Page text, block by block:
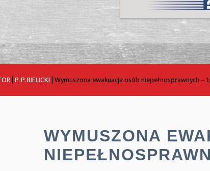
|P. P. BIELICKI|Wymuszona ewakuacja osób niepełnosprawnych –
WYMUSZONA